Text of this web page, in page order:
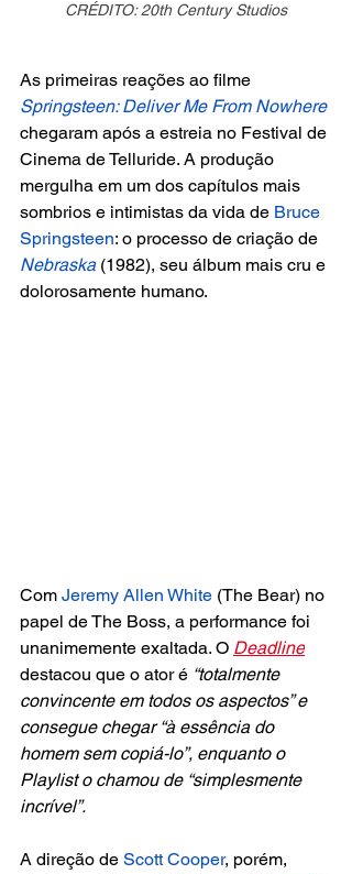
CRÉDITO: 20th Century Studios
As primeiras reações ao filme
Springsteen: Deliver Me From Nowhere
chegaram após a estreia no Festival de
Cinema de Telluride. A produção
mergulha em um dos capítulos mais
sombrios e intimistas da vida de Bruce
Springsteen: o processo de criação de
Nebraska (1982), seu álbum mais cru e
dolorosamente humano.
Com Jeremy Allen White (The Bear) no
papel de The Boss, a performance foi
unanimemente exaltada. O Deadline
destacou que o ator é “totalmente
convincente em todos os aspectos” e
consegue chegar “à essência do
homem sem copiá-lo”, enquanto o
Playlist o chamou de “simplesmente
incrível”.
A direção de Scott Cooper, porém,